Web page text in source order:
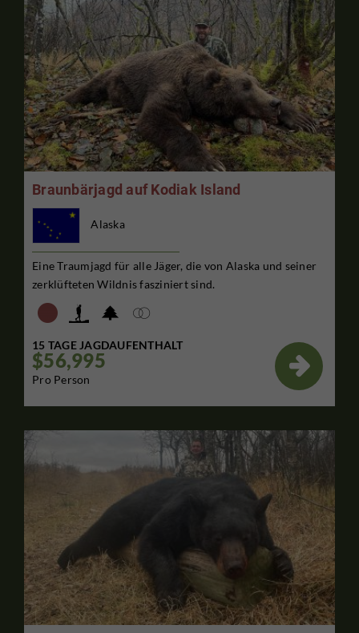
Braunbärjagd auf Kodiak Island
Alaska
Eine Traumjagd für alle Jäger, die von Alaska und seiner
zerklüfteten Wildnis fasziniert sind.
15 TAGE JAGDAUFENTHALT
$56,995
Pro Person
